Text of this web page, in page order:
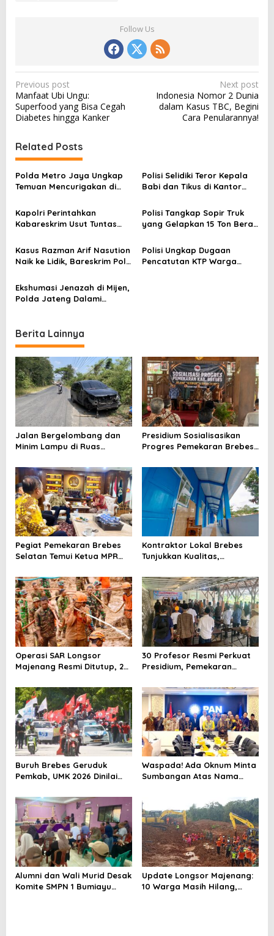
Follow Us
P
o
s
n
a
v
g
t
o
n
Previous post
Manfaat Ubi Ungu:
Superfood yang Bisa Cegah
Diabetes hingga Kanker
Next post
Indonesia Nomor 2 Dunia
dalam Kasus TBC, Begini
Cara Penularannya!
Related Posts
Polda Metro Jaya Ungkap
Temuan Mencurigakan di
Polisi Selidiki Teror Kepala
Babi dan Tikus di Kantor
Kapolri Perintahkan
Kabareskrim Usut Tuntas
Tempo
Polisi Tangkap Sopir Truk
yang Gelapkan 15 Ton Beras
Kasus Razman Arif Nasution
Naik ke Lidik, Bareskrim Polri
Polisi Ungkap Dugaan
Pencatutan KTP Warga
Ekshumasi Jenazah di Mijen,
Polda Jateng Dalami
Berita Lainnya
Jalan Bergelombang dan
Minim Lampu di Ruas
Telan Korban, Innova
Hantam Pohon di
Bantarkawung
Presidium Sosialisasikan
Progres Pemekaran Brebes
Pansus DPRD Jateng Jadi
Tahap Berikutnya
Pegiat Pemekaran Brebes
Selatan Temui Ketua MPR
Dukungan Urus Berkas ke
Provinsi
Kontraktor Lokal Brebes
Tunjukkan Kualitas,
Negeri Brebes Rampung
Operasi SAR Longsor
Majenang Resmi Ditutup, 2
hingga Hari ke-10
30 Profesor Resmi Perkuat
Presidium, Pemekaran
Terbendung
Buruh Brebes Geruduk
Pemkab, UMK 2026 Dinilai
Waspada! Ada Oknum Minta
Sumbangan Atas Nama
Alumni dan Wali Murid Desak
Komite SMPN 1 Bumiayu
Update Longsor Majenang:
10 Warga Masih Hilang,